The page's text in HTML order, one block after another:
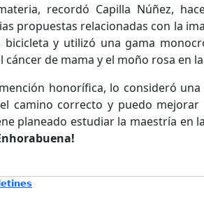
recordó Capilla Núñez,
propuestas relacionadas con la
y utilizó una gama
cáncer de mama y el moño rosa en
honorífica, lo consideró
camino correcto y puedo
planeado estudiar la maestría en